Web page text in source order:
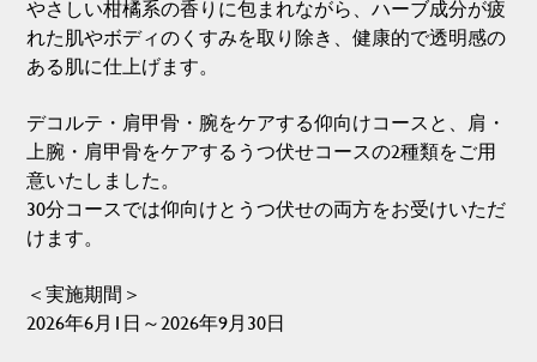
やさしい柑橘系の香りに包まれながら、ハーブ成分が疲
れた肌やボディのくすみを取り除き、健康的で透明感の
ある肌に仕上げます。
デコルテ・肩甲骨・腕をケアする仰向けコースと、肩・
上腕・肩甲骨をケアするうつ伏せコースの2種類をご用
意いたしました。
30分コースでは仰向けとうつ伏せの両方をお受けいただ
けます。
＜実施期間＞
2026年6月1日～2026年9月30日